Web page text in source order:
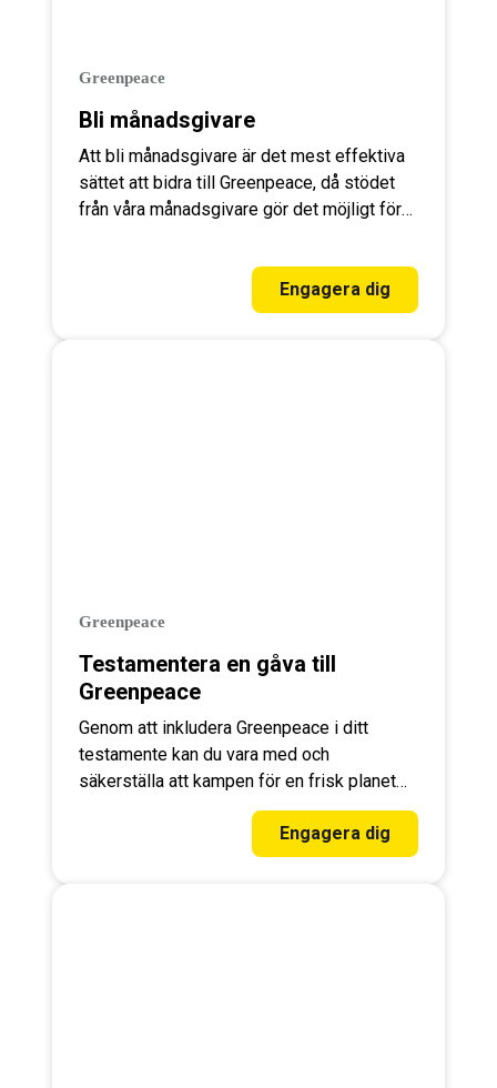
Greenpeace
Bli månadsgivare
Att bli månadsgivare är det mest effektiva
sättet att bidra till Greenpeace, då stödet
från våra månadsgivare gör det möjligt för
som är avgörande för att kunna vinna
livsviktiga segrar för miljön.Engagera dig
Greenpeace
Testamentera en gåva till
Greenpeace
Genom att inkludera Greenpeace i ditt
testamente kan du vara med och
säkerställa att kampen för en frisk planet
kan fortsätta även i framtiden.
Engagera dig